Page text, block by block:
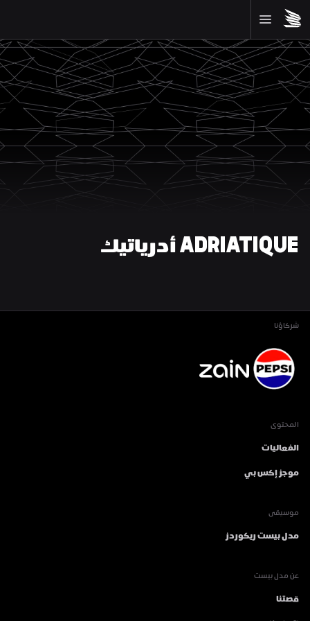
ADRIATIQUE أدرياتيك
شركاؤنا
المحتوى
الفعاليات
موجز إكس بي
موسيقى
مدل بيست ريكوردز
عن مدل بيست
قصتنا